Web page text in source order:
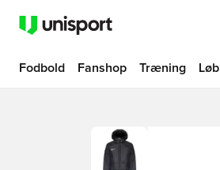
Fodbold Fanshop Træning Løb